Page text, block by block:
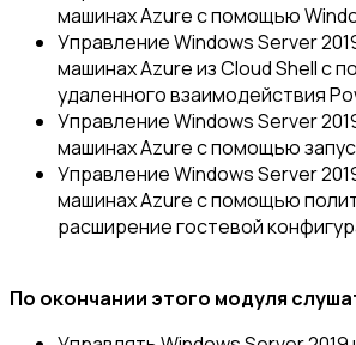
машинах Azure с помощью
Управление Windows Server
машинах Azure из Cloud Shell с
удаленного взаимодействия
Управление Windows Server
машинах Azure с помощью
Управление Windows Server
машинах Azure с помощью
расширение гостевой
По окончании этого модуля